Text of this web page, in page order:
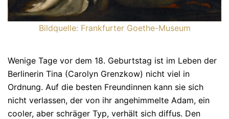
Bildquelle: Frankfurter Goethe-Museum
Wenige Tage vor dem 18. Geburtstag ist im Leben der
Berlinerin Tina (Carolyn Grenzkow) nicht viel in
Ordnung. Auf die besten Freundinnen kann sie sich
nicht verlassen, der von ihr angehimmelte Adam, ein
coo­ler, aber schräger Typ, verhält sich diffus. Den